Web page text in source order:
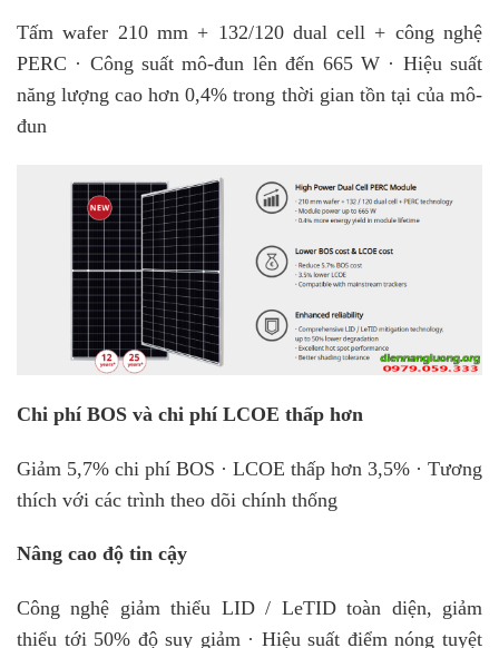
Tấm wafer 210 mm + 132/120 dual cell + công nghệ
PERC · Công suất mô-đun lên đến 665 W · Hiệu suất
năng lượng cao hơn 0,4% trong thời gian tồn tại của mô-
đun
Chi phí BOS và chi phí LCOE thấp hơn
Giảm 5,7% chi phí BOS · LCOE thấp hơn 3,5% · Tương
thích với các trình theo dõi chính thống
Nâng cao độ tin cậy
Công nghệ giảm thiểu LID / LeTID toàn diện, giảm
thiểu tới 50% độ suy giảm · Hiệu suất điểm nóng tuyệt